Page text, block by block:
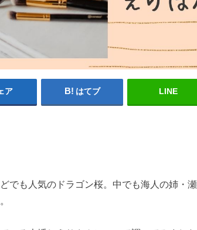
ア はてブ LINE
でも人気のドラゴン桜。中でも海人の姉・